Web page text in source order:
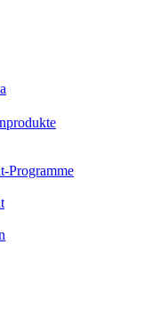
Programme